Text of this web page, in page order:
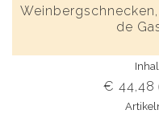
de
€ 44,48